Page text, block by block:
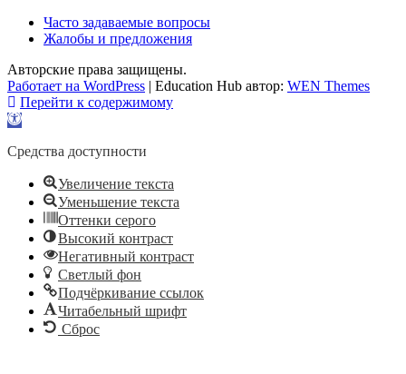
Часто задаваемые вопросы
Жалобы и предложения
Авторские права защищены.
Работает на WordPress | Education Hub автор: WEN Themes
Перейти к содержимому
Открыть
инструментов
Средства доступности
Увеличение текста
Уменьшение текста
Оттенки серого
Высокий контраст
Негативный контраст
Светлый фон
Подчёркивание ссылок
Читабельный шрифт
Сброс